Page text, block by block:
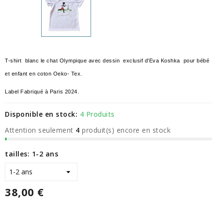
T-shirt blanc le chat Olympique avec dessin exclusif d'Eva Koshka pour bébé
et enfant en coton Oeko- Tex.
Label Fabriqué à Paris 2024.
Disponible en stock: 4 Produits
Attention seulement 4 produit(s) encore en stock
tailles: 1-2 ans
38,00 €